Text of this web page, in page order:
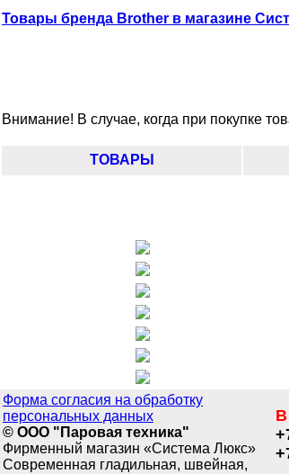
Товары бренда Brother в магазине
Внимание! В случае, когда при покупке
ТОВАРЫ
Форма согласия на обработку
персональных данных
© ООО "Паровая техника"
Фирменный магазин «Система Люкс»
Современная гладильная, швейная,